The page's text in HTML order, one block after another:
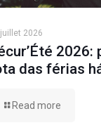
2026
2026:
das férias
Read more